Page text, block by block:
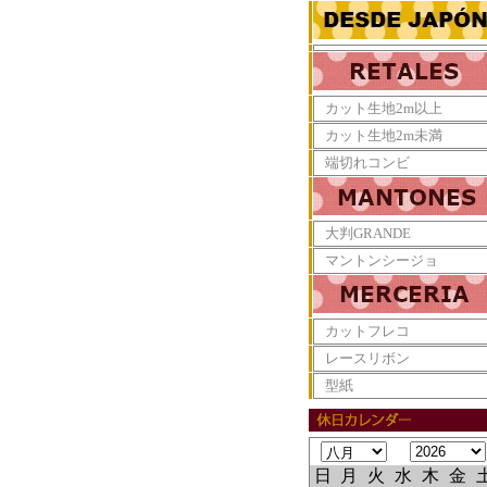
カット生地2m以上
カット生地2m未満
端切れコンビ
大判GRANDE
マントンシージョ
カットフレコ
レースリボン
型紙
日 月 火 水 木 金